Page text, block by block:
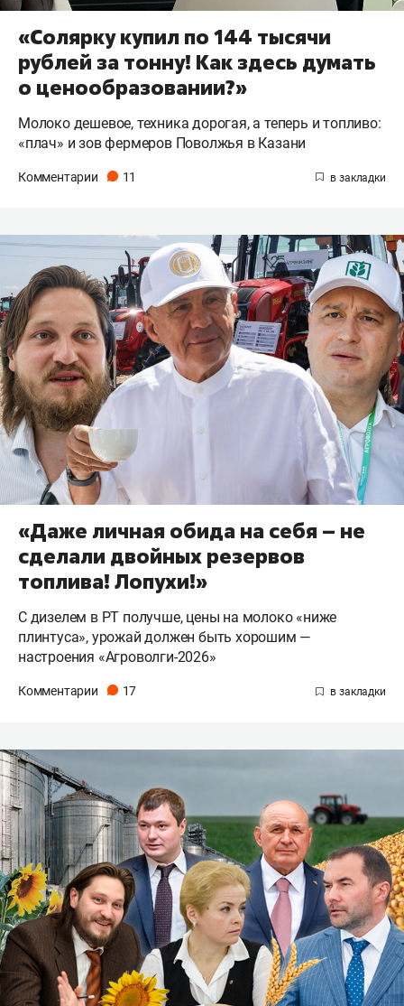
«Солярку купил по 144 тысячи
рублей за тонну! Как здесь думать
о ценообразовании?»
Молоко дешевое, техника дорогая, а теперь и топливо:
«плач» и зов фермеров Поволжья в Казани
Комментарии 11
«Даже личная обида на себя – не
сделали двойных резервов
топлива! Лопухи!»
С дизелем в РТ получше, цены на молоко «ниже
плинтуса», урожай должен быть хорошим —
настроения «Агроволги-2026»
Комментарии 17